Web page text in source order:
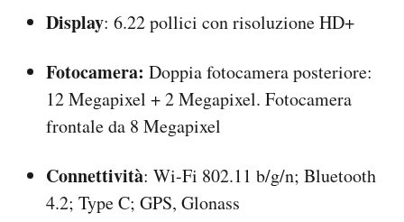
Display: 6.22 pollici con risoluzione HD+
Fotocamera: Doppia fotocamera posteriore:
12 Megapixel + 2 Megapixel. Fotocamera
frontale da 8 Megapixel
Connettività: Wi-Fi 802.11 b/g/n; Bluetooth
4.2; Type C; GPS, Glonass